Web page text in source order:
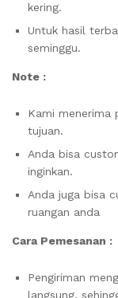
kering.
Untuk hasil
seminggu.
Note :
Kami menerima
tujuan.
Anda bisa
inginkan.
Anda juga bisa
ruangan anda
Cara Pemesanan :
Pengiriman
langsung,